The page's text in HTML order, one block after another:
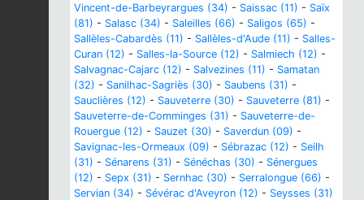
Vincent-de-Barbeyrargues (34) - Saissac (11) - Saïx
(81) - Salasc (34) - Saleilles (66) - Saligos (65) -
Sallèles-Cabardès (11) - Sallèles-d'Aude (11) - Salles-
Curan (12) - Salles-la-Source (12) - Salmiech (12) -
Salvagnac-Cajarc (12) - Salvezines (11) - Samatan
(32) - Sanilhac-Sagriès (30) - Saubens (31) -
Sauclières (12) - Sauveterre (30) - Sauveterre (81) -
Sauveterre-de-Comminges (31) - Sauveterre-de-
Rouergue (12) - Sauzet (30) - Saverdun (09) -
Savignac-les-Ormeaux (09) - Sébrazac (12) - Seilh
(31) - Sénarens (31) - Sénéchas (30) - Sénergues
(12) - Sepx (31) - Sernhac (30) - Serralongue (66) -
Servian (34) - Sévérac d'Aveyron (12) - Seysses (31)